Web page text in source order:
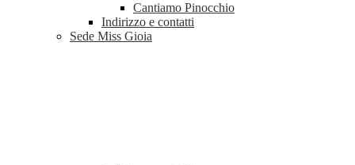
Cantiamo Pinocchio
Indirizzo e contatti
Sede Miss Gioia